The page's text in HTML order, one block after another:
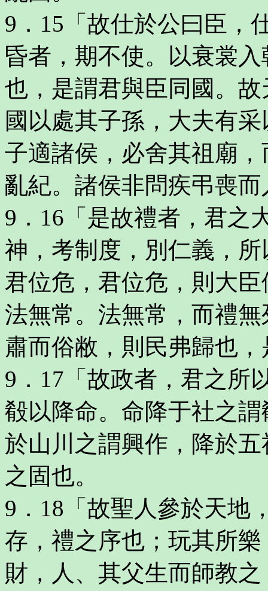
9．15「故仕於公曰臣，
昏者，期不使。以衰裳
也，是謂君與臣同國。
國以處其子孫，大夫有
子適諸侯，必舍其祖廟
亂紀。諸侯非問疾弔喪
9．16「是故禮者，君之
神，考制度，別仁義，
君位危，君位危，則大
法無常。法無常，而禮
肅而俗敝，則民弗歸也
9．17「故政者，君之所
殽以降命。命降于社之
於山川之謂興作，降於
之固也。
9．18「故聖人參於天地
存，禮之序也；玩其所
財，人、其父生而師教